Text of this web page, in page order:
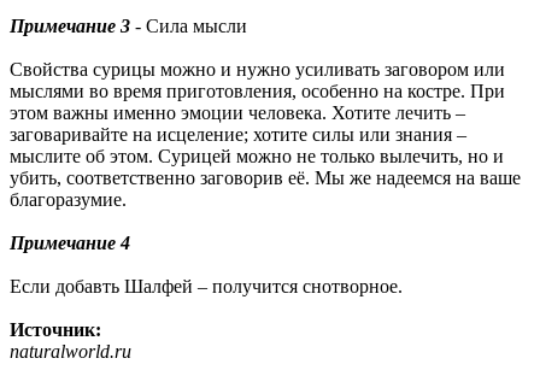
Примечание 3 - Сила мысли
Свойства сурицы можно и нужно усиливать заговором или
мыслями во время приготовления, особенно на костре. При
этом важны именно эмоции человека. Хотите лечить –
заговаривайте на исцеление; хотите силы или знания –
мыслите об этом. Сурицей можно не только вылечить, но и
убить, соответственно заговорив её. Мы же надеемся на ваше
благоразумие.
Примечание 4
Если добавть Шалфей – получится снотворное.
Источник:
naturalworld.ru